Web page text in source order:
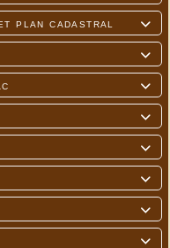

plan cadastral






